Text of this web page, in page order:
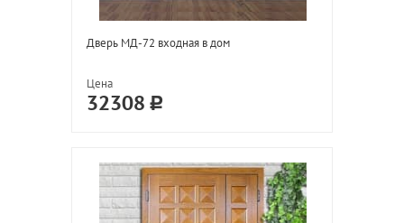
Дверь МД-72 входная в дом
Цена
32308